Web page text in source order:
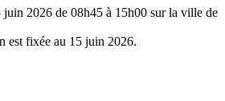
juin 2026 de 08h45 à 15h00 sur la ville de
est fixée au 15 juin 2026.